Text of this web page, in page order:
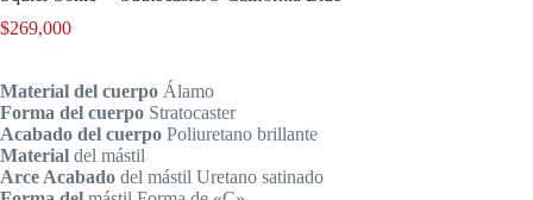
$269,000
Material del cuerpo Álamo
Forma del cuerpo Stratocaster
Acabado del cuerpo Poliuretano brillante
Material del mástil
Arce Acabado del mástil Uretano satinado